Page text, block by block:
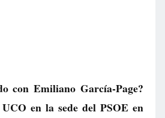
con Emiliano García-Page?
en la sede del PSOE en